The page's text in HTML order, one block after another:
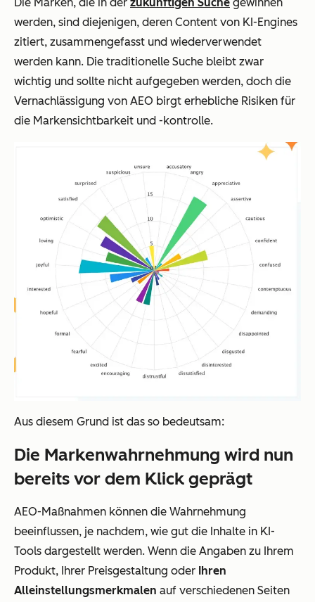
werden, sind diejenigen, deren Content von KI-Engines
zitiert, zusammengefasst und wiederverwendet
werden kann. Die traditionelle Suche bleibt zwar
wichtig und sollte nicht aufgegeben werden, doch die
Vernachlässigung von AEO birgt erhebliche Risiken für
die Markensichtbarkeit und -kontrolle.
Aus diesem Grund ist das so bedeutsam:
Die Markenwahrnehmung wird nun
bereits vor dem Klick geprägt
AEO-Maßnahmen können die Wahrnehmung
beeinflussen, je nachdem, wie gut die Inhalte in KI-
Tools dargestellt werden. Wenn die Angaben zu Ihrem
Produkt, Ihrer Preisgestaltung oder Ihren
Alleinstellungsmerkmalen auf verschiedenen Seiten